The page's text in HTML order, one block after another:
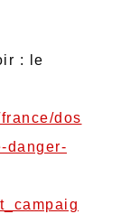
: le
dos
danger-